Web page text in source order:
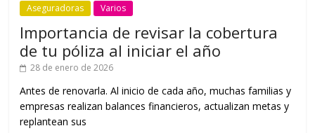
Aseguradoras Varios
Importancia de revisar la cobertura
de tu póliza al iniciar el año
28 de enero de 2026
Antes de renovarla. Al inicio de cada año, muchas familias y
empresas realizan balances financieros, actualizan metas y
replantean sus